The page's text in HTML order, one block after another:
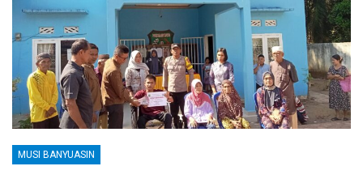
MUSI BANYUASIN